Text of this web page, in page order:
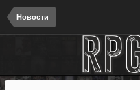
Новости